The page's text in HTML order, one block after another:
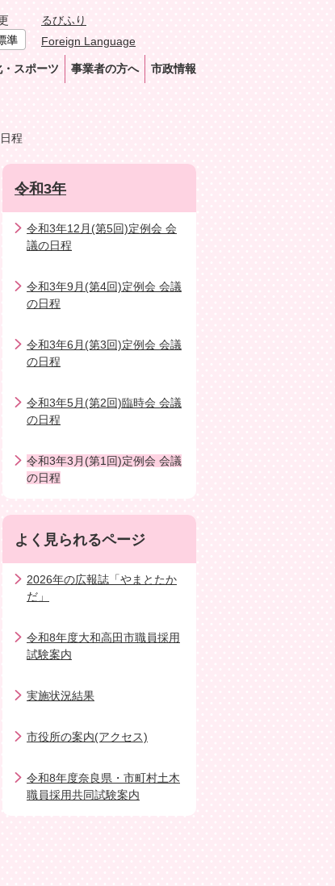
るびふり
Foreign Language
スポーツ 事業者の方へ 市政情報
程
令和3年
令和3年12月(第5回)定例会 会
議の日程
令和3年9月(第4回)定例会 会議
の日程
令和3年6月(第3回)定例会 会議
の日程
令和3年5月(第2回)臨時会 会議
の日程
令和3年3月(第1回)定例会 会議
の日程
よく見られるページ
2026年の広報誌「やまとたか
だ」
令和8年度大和高田市職員採用
試験案内
実施状況結果
市役所の案内(アクセス)
令和8年度奈良県・市町村土木
職員採用共同試験案内